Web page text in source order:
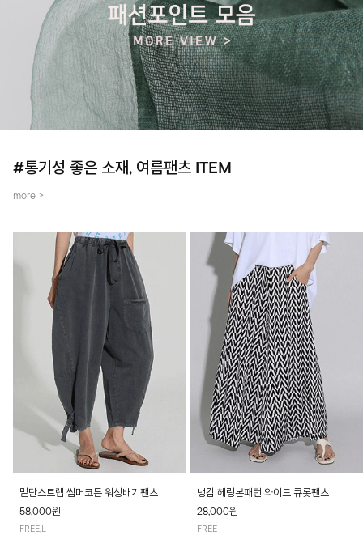
#통기성 좋은 소재, 여름팬츠 ITEM
more >
밑단스트랩 썸머코튼 워싱배기팬츠
58,000원
FREE,L
냉감 헤링본패턴 와이드 큐롯팬츠
28,000원
FREE